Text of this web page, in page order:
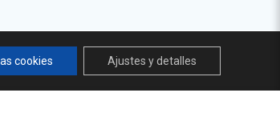
cookies Ajustes y detalles